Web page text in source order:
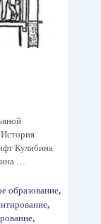
Кулибина
…
образование,
,
,